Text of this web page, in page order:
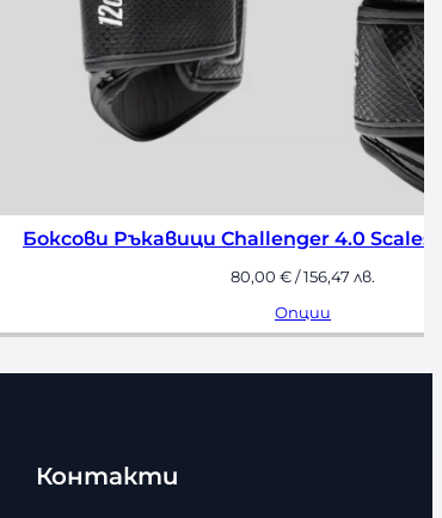
Боксови Ръкавици Fairtex
175,00€/ 342,27 лв.
Опции
Контакти